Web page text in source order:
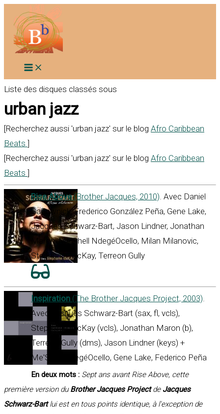
contenu
Liste des disques classés sous
urban jazz
[Recherchez aussi 'urban jazz' sur le blog Afro Caribbean
Beats ]
[Recherchez aussi 'urban jazz' sur le blog Afro Caribbean
Beats ]
Rise Above(Brother Jacques, 2010). Avec Daniel
Sadownick, Frederico González Peña, Gene Lake,
Jacques Schwarz-Bart, Jason Lindner, Jonathan
Maron, Me'Shell NdegéOcello, Milan Milanovic,
Stephanie McKay, Terreon Gully
Inspiration (The Brother Jacques Project, 2003).
Avec Jacques Schwarz-Bart (sax, fl, vcls),
Stephanie McKay (vcls), Jonathan Maron (b),
Terreon Gully (dms), Jason Lindner (keys) +
Me'Shell NdegéOcello, Gene Lake, Federico Peña
En deux mots : Sept ans avant Rise Above, cette
première version duBrother Jacques Projectde Jacques
Schwarz-Bartlui est en tous points identique, à l'exception de